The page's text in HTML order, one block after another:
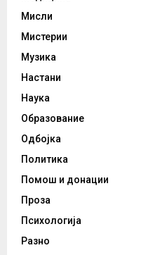
Мисли
Мистерии
Музика
Настани
Наука
Образование
Одбојка
Политика
Помош и донации
Проза
Психологија
Разно